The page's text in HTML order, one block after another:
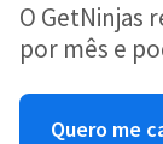
O GetNinjas
por mês e
Quero me